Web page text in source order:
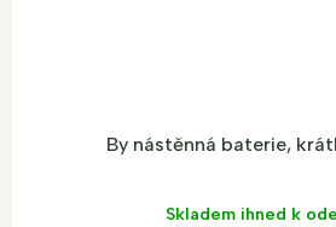
By nástěnná baterie,
Skladem ihned k